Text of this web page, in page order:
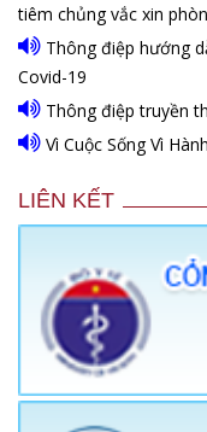
tiêm chủng vắc xin
Thông điệp hướng
Covid-19
Thông điệp truyền
Vì Cuộc Sống Vì
LIÊN KẾT